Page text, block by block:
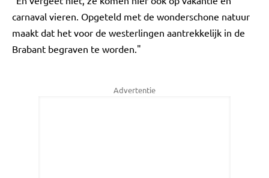
carnaval vieren. Opgeteld met de wonderschone natuur
maakt dat het voor de westerlingen aantrekkelijk in de
Brabant begraven te worden."
Advertentie